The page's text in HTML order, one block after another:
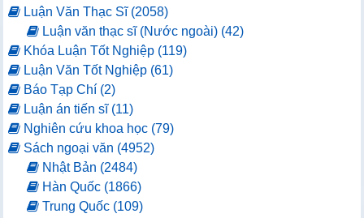
Luận Văn Thạc Sĩ (2058)
Luận văn thạc sĩ (Nước ngoài) (42)
Khóa Luận Tốt Nghiệp (119)
Luận Văn Tốt Nghiệp (61)
Báo Tạp Chí (2)
Luận án tiến sĩ (11)
Nghiên cứu khoa học (79)
Sách ngoại văn (4952)
Nhật Bản (2484)
Hàn Quốc (1866)
Trung Quốc (109)